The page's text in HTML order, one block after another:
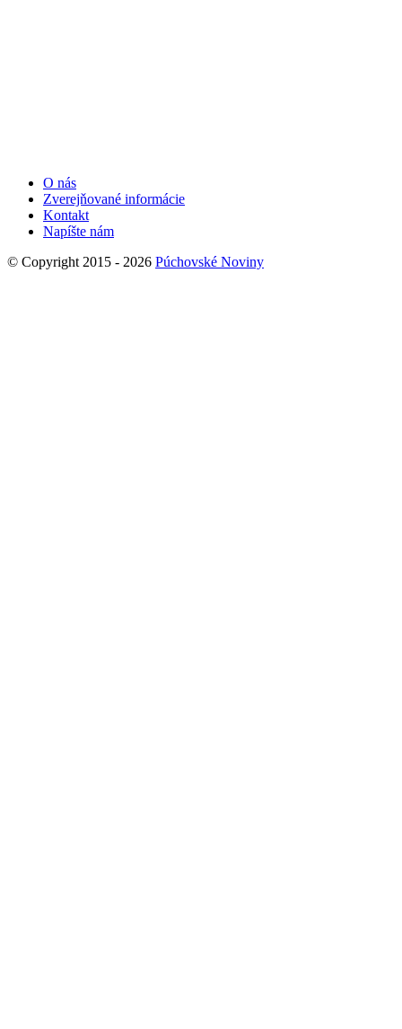
O nás
Zverejňované informácie
Kontakt
Napíšte nám
© Copyright 2015 - 2026 Púchovské Noviny